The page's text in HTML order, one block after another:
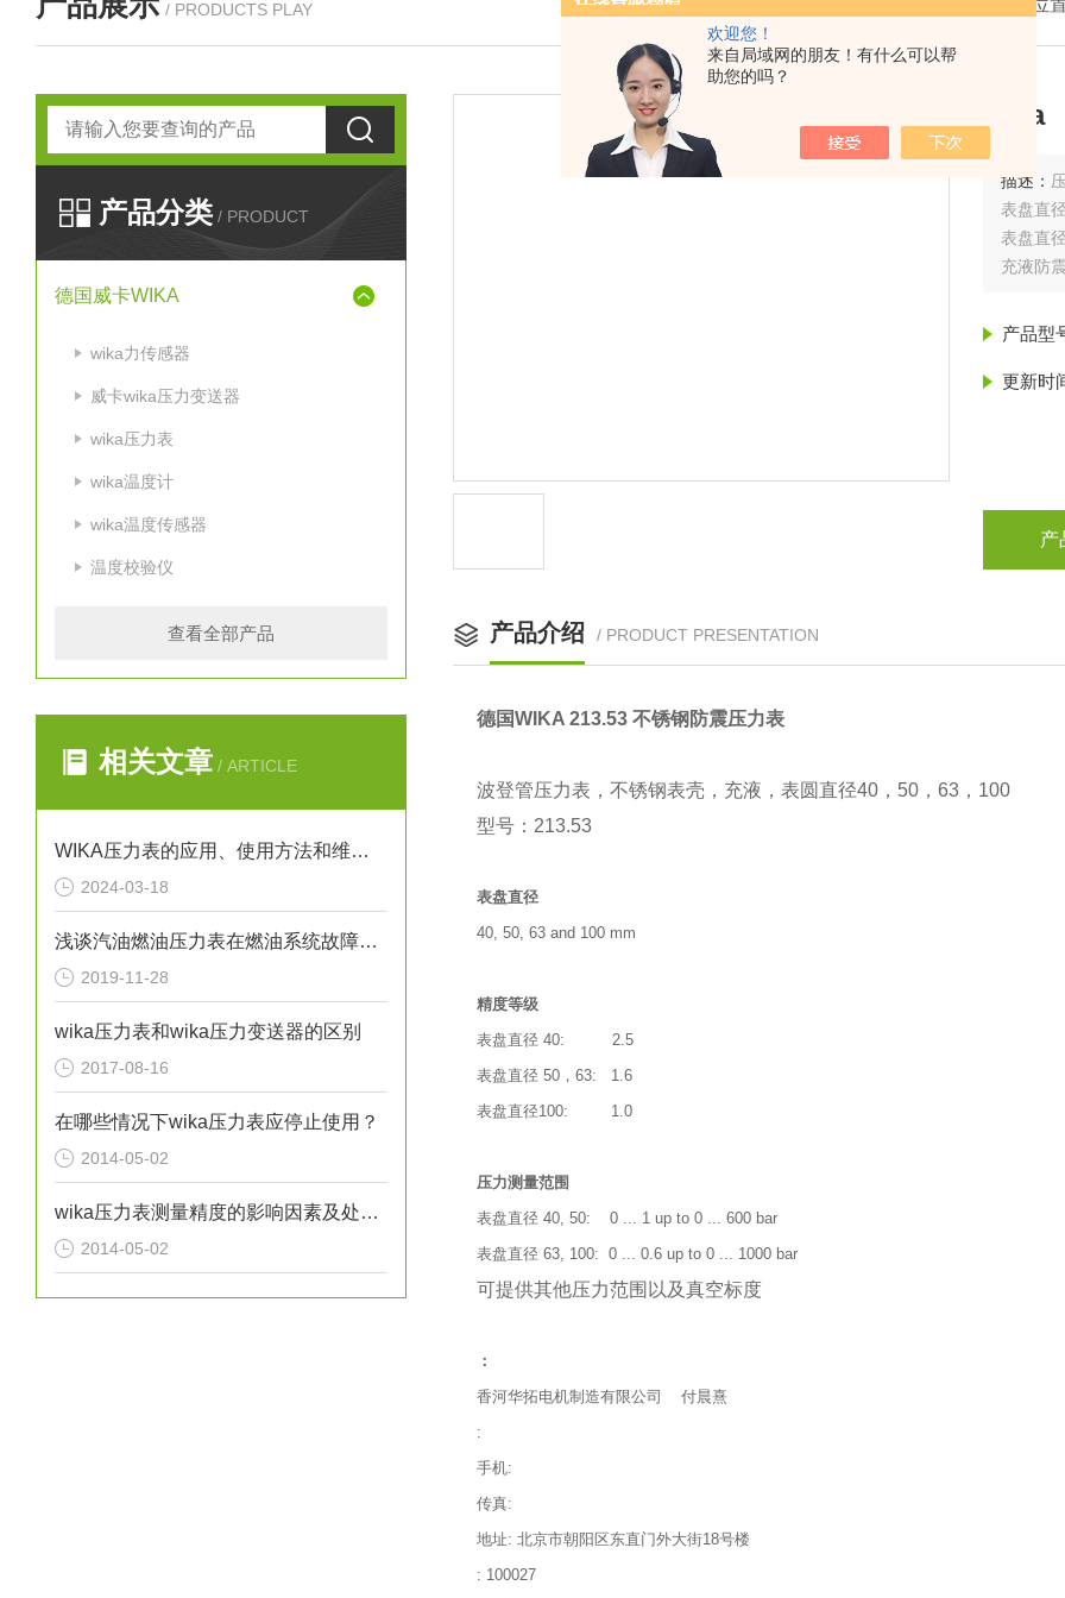
欢迎您！
来自局域网的朋友！有什么可以帮
助您的吗？
/ PRODUCTS PLAY 我的位
产品分类 / PRODUCT
德国威卡WIKA
wika力传感器
威卡wika压力变送器
wika压力表
wika温度计
wika温度传感器
温度校验仪
查看全部产品
相关文章 / ARTICLE
WIKA压力表的应用、使用方法和维护要点解析
2024-03-18
浅谈汽油燃油压力表在燃油系统故障排除中的应用
2019-11-28
wika压力表和wika压力变送器的区别
2017-08-16
在哪些情况下wika压力表应停止使用？
2014-05-02
wika压力表测量精度的影响因素及处理方法分析
2014-05-02
wika
描述：
表盘直
表盘直
充液防
产品型
更新时
产
产品介绍 / PRODUCT PRESENTATION
德国WIKA 213.53 不锈钢防震压力表
波登管压力表，不锈钢表壳，充液，表圆直径40，50，63，100
型号：213.53
表盘直径
40, 50, 63 and 100 mm
精度等级
表盘直径 40: 2.5
表盘直径 50， 63: 1.6
表盘直径100: 1.0
压力测量范围
表盘直径 40, 50: 0 ... 1 up to 0 ... 600 bar
表盘直径 63, 100: 0 ... 0.6 up to 0 ... 1000 bar
可提供其他压力范围以及真空标度
：
香河华拓电机制造有限公司 付晨熹
:
手机:
传真:
地址: 北京市朝阳区东直门外大街18号楼
: 100027